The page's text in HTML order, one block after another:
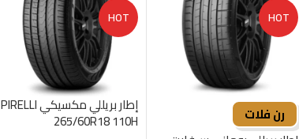
HOT
رن فلات
HOT
إطار بريللي مكسيكي PIRELLI
265/60R18 110H